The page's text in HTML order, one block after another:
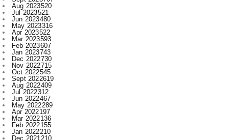
Aug 2023520
Jul 2023521
Jun 2023480
May 2023316
Apr 2023522
Mar 2023593
Feb 2023607
Jan 2023743
Dec 2022730
Nov 2022715
Oct 2022545
Sept 2022619
Aug 2022409
Jul 2022312
Jun 2022467
May 2022289
Apr 2022197
Mar 2022136
Feb 2022155
Jan 2022210
Dec 2021210